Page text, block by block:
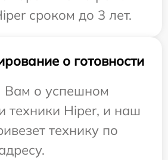
сроком до 3 лет.
о готовности
о успешном
техники Hiper, и наш
технику по